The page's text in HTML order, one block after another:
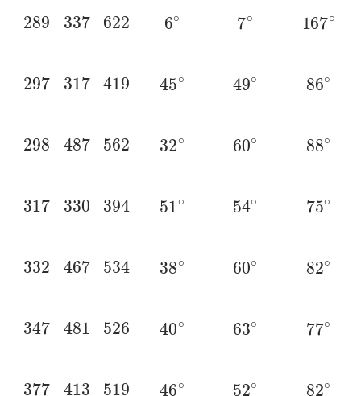
289 337 622 6∘ 7∘ 167∘
297 317 419 45∘ 49∘ 86∘
298 487 562 32∘ 60∘ 88∘
317 330 394 51 ∘ 54∘ 75∘
332 467 534 38∘ 60∘ 82∘
347 481 526 40∘ 63∘ 77∘
377 413 519 46∘ 52∘ 82∘